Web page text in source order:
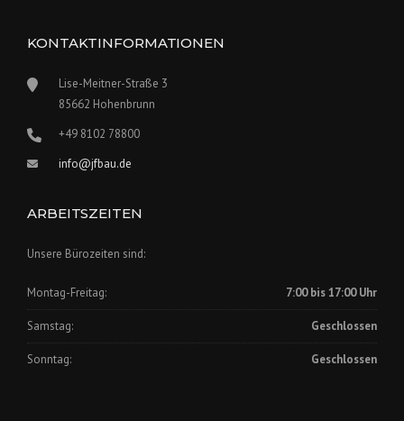
KONTAKTINFORMATIONEN
Lise-Meitner-Straße 3
85662 Hohenbrunn
+49 8102 78800
info@jfbau.de
ARBEITSZEITEN
Unsere Bürozeiten sind:
Montag-Freitag: 7:00 bis 17:00 Uhr
Samstag: Geschlossen
Sonntag: Geschlossen